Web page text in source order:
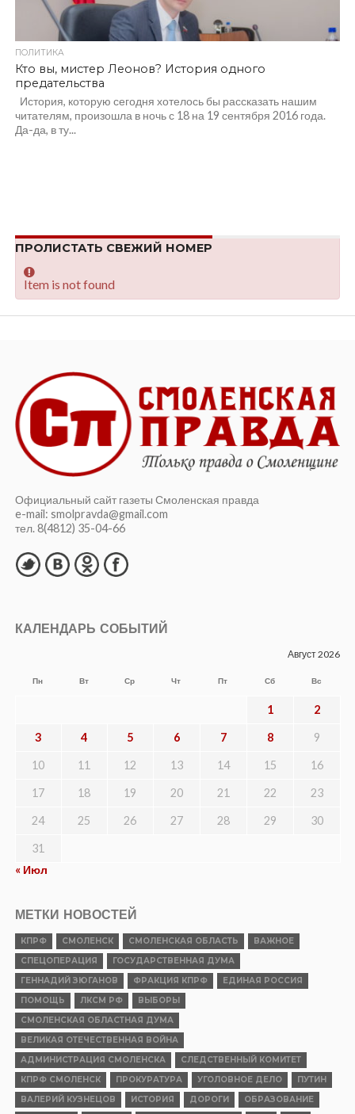
ПОЛИТИКА
Кто вы, мистер Леонов? История одного
предательства
История, которую сегодня хотелось бы рассказать нашим
читателям, произошла в ночь с 18 на 19 сентября 2016 года.
Да-да, в ту...
ПРОЛИСТАТЬ СВЕЖИЙ НОМЕР
Item is not found
Официальный сайт газеты Смоленская правда
e-mail: smolpravda@gmail.com
тел. 8(4812) 35-04-66
КАЛЕНДАРЬ СОБЫТИЙ
Август 2026
Пн Вт Ср Чт Пт Сб Вс
1 2
3 4 5 6 7 8 9
10 11 12 13 14 15 16
17 18 19 20 21 22 23
24 25 26 27 28 29 30
31
« Июл
МЕТКИ НОВОСТЕЙ
КПРФ СМОЛЕНСК СМОЛЕНСКАЯ ОБЛАСТЬ
ВАЖНОЕ
СПЕЦОПЕРАЦИЯ
ГОСУДАРСТВЕННАЯ ДУМА
ГЕННАДИЙ ЗЮГАНОВ
ФРАКЦИЯ КПРФ
ЕДИНАЯ РОССИЯ
ПОМОЩЬ
ЛКСМ РФ
ВЫБОРЫ
СМОЛЕНСКАЯ ОБЛАСТНАЯ ДУМА
ВЕЛИКАЯ ОТЕЧЕСТВЕННАЯ ВОЙНА
АДМИНИСТРАЦИЯ СМОЛЕНСКА
СЛЕДСТВЕННЫЙ КОМИТЕТ
КПРФ СМОЛЕНСК
ПРОКУРАТУРА УГОЛОВНОЕ ДЕЛО
ПУТИН
ВАЛЕРИЙ КУЗНЕЦОВ
ИСТОРИЯ ДОРОГИ ОБРАЗОВАНИЕ